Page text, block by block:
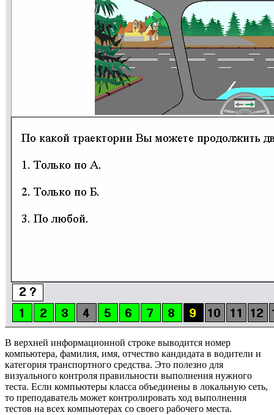
В верхней информационной строке выводится номер
компьютера, фамилия, имя, отчество кандидата в водители и
категория транспортного средства. Это полезно для
визуального контроля правильности выполнения нужного
теста. Если компьютеры класса объединены в локальную сеть,
то преподаватель может контролировать ход выполнения
тестов на всех компьютерах со своего рабочего места.